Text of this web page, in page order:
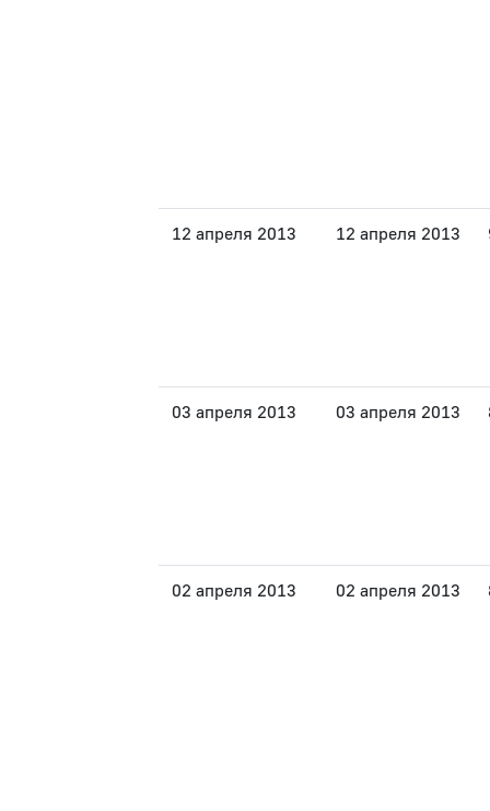
12 апреля 2013 12 апреля 2013
03 апреля 2013 03 апреля 2013
02 апреля 2013 02 апреля 2013